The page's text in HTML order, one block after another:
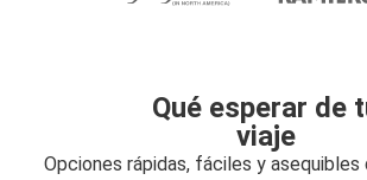
Qué esperar de
viaje
Opciones rápidas, fáciles y asequibles